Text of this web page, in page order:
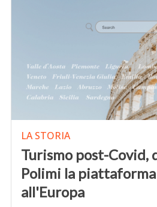
LA STORIA
Turismo post-Covid,
Polimi la
all'Europa